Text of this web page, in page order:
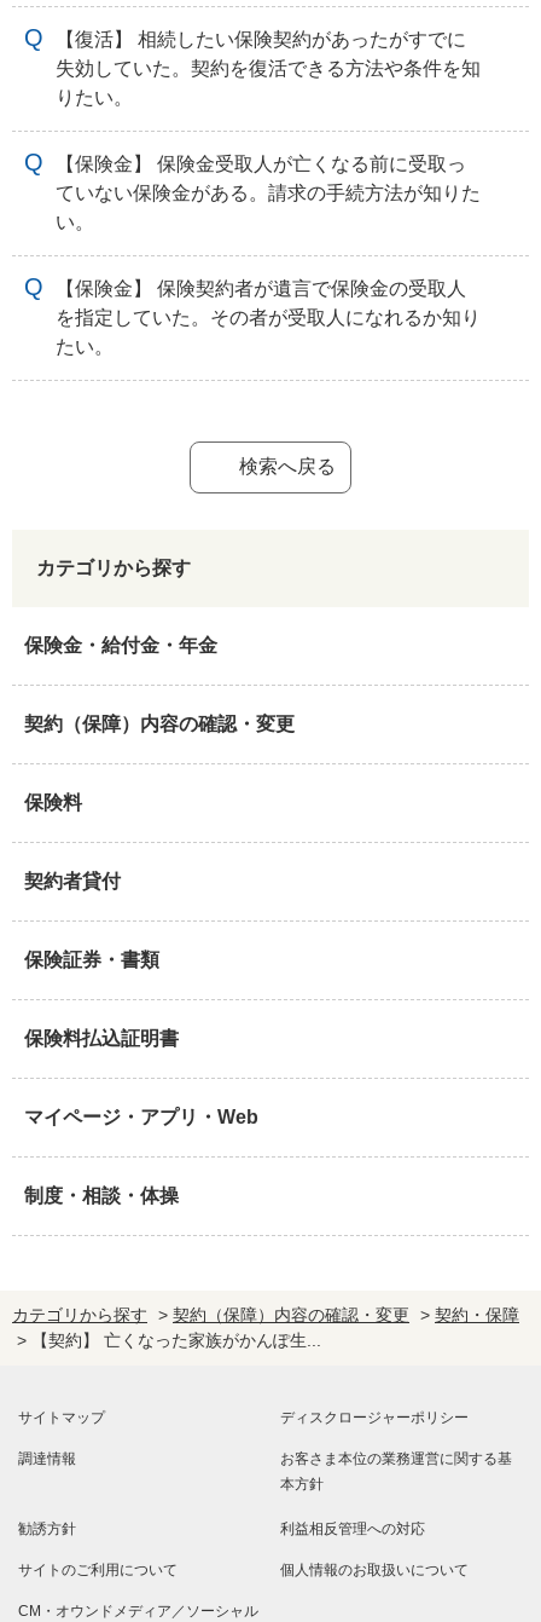
【復活】 相続したい保険契約があったがすでに
失効していた。契約を復活できる方法や条件を知
りたい。
【保険金】 保険金受取人が亡くなる前に受取っ
ていない保険金がある。請求の手続方法が知りた
い。
【保険金】 保険契約者が遺言で保険金の受取人
を指定していた。その者が受取人になれるか知り
たい。
検索へ戻る
カテゴリから探す
保険金・給付金・年金
契約（保障）内容の確認・変更
保険料
契約者貸付
保険証券・書類
保険料払込証明書
マイページ・アプリ・Web
制度・相談・体操
カテゴリから探す > 契約（保障）内容の確認・変更 > 契約・保障
>
【契約】 亡くなった家族がかんぽ生...
サイトマップ ディスクロージャーポリシー
調達情報 お客さま本位の業務運営に関する基
本方針
勧誘方針 利益相反管理への対応
サイトのご利用について 個人情報のお取扱いについて
CM・オウンドメディア／ソーシャル